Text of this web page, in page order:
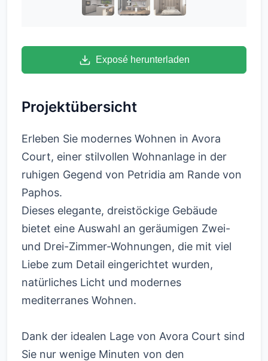
Exposé herunterladen
Projektübersicht
Erleben Sie modernes Wohnen in Avora
Court, einer stilvollen Wohnanlage in der
ruhigen Gegend von Petridia am Rande von
Paphos.
Dieses elegante, dreistöckige Gebäude
bietet eine Auswahl an geräumigen Zwei-
und Drei-Zimmer-Wohnungen, die mit viel
Liebe zum Detail eingerichtet wurden,
natürliches Licht und modernes
mediterranes Wohnen.
Dank der idealen Lage von Avora Court sind
Sie nur wenige Minuten von den